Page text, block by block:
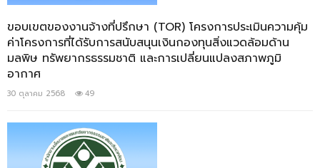
ขอบเขตของงานจ้างที่ปรึกษา (TOR) โครงการประเมินความคุ้ม
ค่าโครงการที่ได้รับการสนับสนุนเงินกองทุนสิ่งแวดล้อมด้าน
มลพิษ ทรัพยากรธรรมชาติ และการเปลี่ยนแปลงสภาพภูมิ
อากาศ
30 ตุลาคม 2568 49